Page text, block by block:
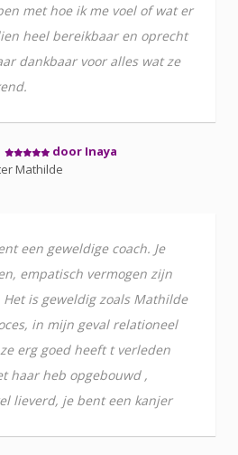
met hoe ik me voel of wat er
heel bereikbaar en oprecht
dankbaar voor alles wat ze
door Inaya
Mathilde
een geweldige coach. Je
empatisch vermogen zijn
is geweldig zoals Mathilde
in mijn geval relationeel
erg goed heeft t verleden
haar heb opgebouwd ,
lieverd, je bent een kanjer